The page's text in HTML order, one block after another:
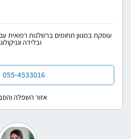
עוסקת במגוון תחומים ברשלנות רפואית
ובלידה
055-4533016
אזור השפלה